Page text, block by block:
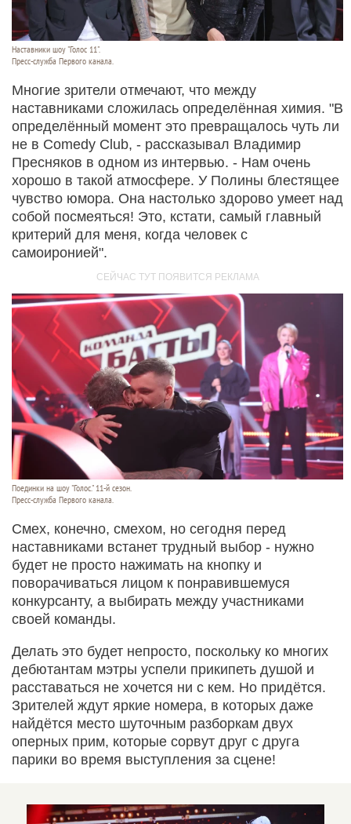
Наставники шоу "Голос 11".
Пресс-служба Первого канала.
Многие зрители отмечают, что между
наставниками сложилась определённая химия. "В
определённый момент это превращалось чуть ли
не в Comedy Club, - рассказывал Владимир
Пресняков в одном из интервью. - Нам очень
хорошо в такой атмосфере. У Полины блестящее
чувство юмора. Она настолько здорово умеет над
собой посмеяться! Это, кстати, самый главный
критерий для меня, когда человек с
самоиронией".
Поединки на шоу "Голос." 11-й сезон.
Пресс-служба Первого канала.
Смех, конечно, смехом, но сегодня перед
наставниками встанет трудный выбор - нужно
будет не просто нажимать на кнопку и
поворачиваться лицом к понравившемуся
конкурсанту, а выбирать между участниками
своей команды.
Делать это будет непросто, поскольку ко многих
дебютантам мэтры успели прикипеть душой и
расставаться не хочется ни с кем. Но придётся.
Зрителей ждут яркие номера, в которых даже
найдётся место шуточным разборкам двух
оперных прим, которые сорвут друг с друга
парики во время выступления за сцене!